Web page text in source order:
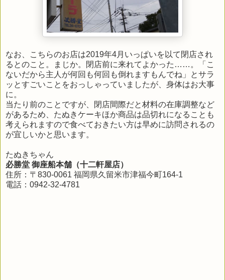
なお、こちらのお店は2019年4月いっぱいを以て閉店され
るとのこと。まじか。閉店前に来れてよかった……。「こ
ないだから主人が何回も何回も倒れますもんでね」とサラ
ッとすごいことをおっしゃっていましたが、身体はお大事
に。
当たり前のことですが、閉店間際だと材料の在庫調整など
があるため、たぬきケーキほか商品は品切れになることも
考えられますので食べておきたい方は早めに訪問されるの
が宜しいかと思います。
たぬきちゃん
必勝堂 御座船本舗（十二軒屋店）
住所：〒830-0061 福岡県久留米市津福今町164-1
電話：0942-32-4781